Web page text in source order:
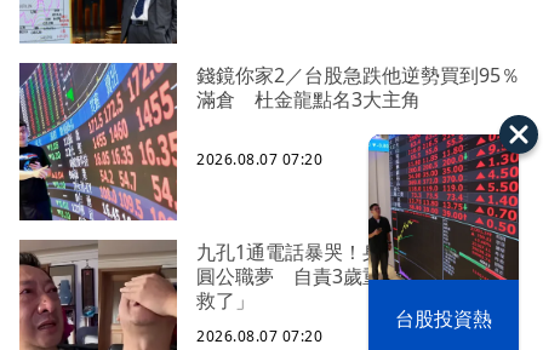
以色列 穹頂
之下
台股投資熱
錢鏡你家2／台股急跌他逆勢買到95％
滿倉 杜金龍點名3大主角
2026.08.07 07:20
九孔1通電話暴哭！身障外甥苦拚多年
圓公職夢 自責3歲重病時「想過不要
救了」
2026.08.07 07:20